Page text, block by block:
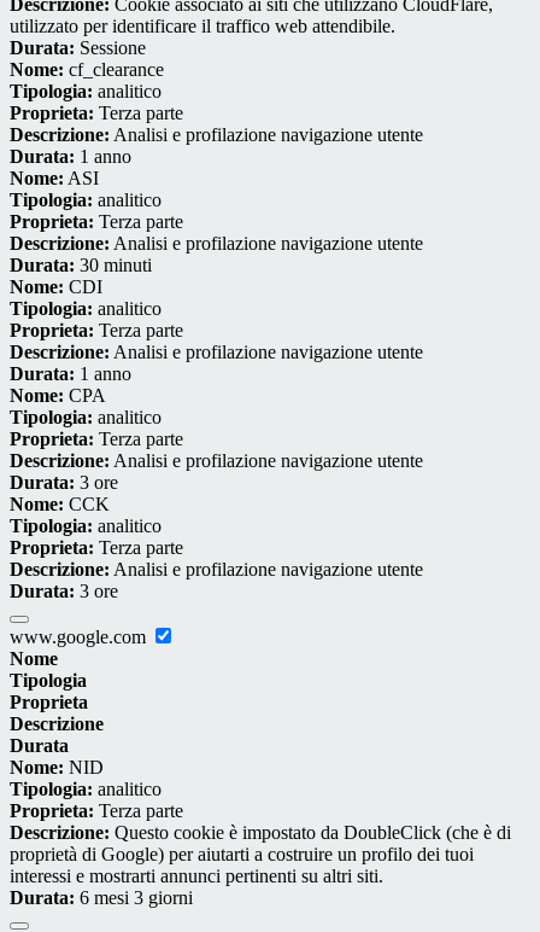
Descrizione: Cookie associato ai siti che utilizzano CloudFlare,
utilizzato per identificare il traffico web attendibile.
Durata: Sessione
Nome: cf_clearance
Tipologia: analitico
Proprieta: Terza parte
Descrizione: Analisi e profilazione navigazione utente
Durata: 1 anno
Nome: ASI
Tipologia: analitico
Proprieta: Terza parte
Descrizione: Analisi e profilazione navigazione utente
Durata: 30 minuti
Nome: CDI
Tipologia: analitico
Proprieta: Terza parte
Descrizione: Analisi e profilazione navigazione utente
Durata: 1 anno
Nome: CPA
Tipologia: analitico
Proprieta: Terza parte
Descrizione: Analisi e profilazione navigazione utente
Durata: 3 ore
Nome: CCK
Tipologia: analitico
Proprieta: Terza parte
Descrizione: Analisi e profilazione navigazione utente
Durata: 3 ore
www.google.com
Nome
Tipologia
Proprieta
Descrizione
Durata
Nome: NID
Tipologia: analitico
Proprieta: Terza parte
Descrizione: Questo cookie è impostato da DoubleClick (che è di
proprietà di Google) per aiutarti a costruire un profilo dei tuoi
interessi e mostrarti annunci pertinenti su altri siti.
Durata: 6 mesi 3 giorni